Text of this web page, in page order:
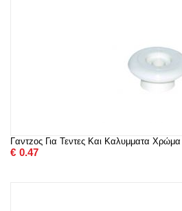
Γαντzος Για Τεντες Και Καλυμματα
€ 0.47